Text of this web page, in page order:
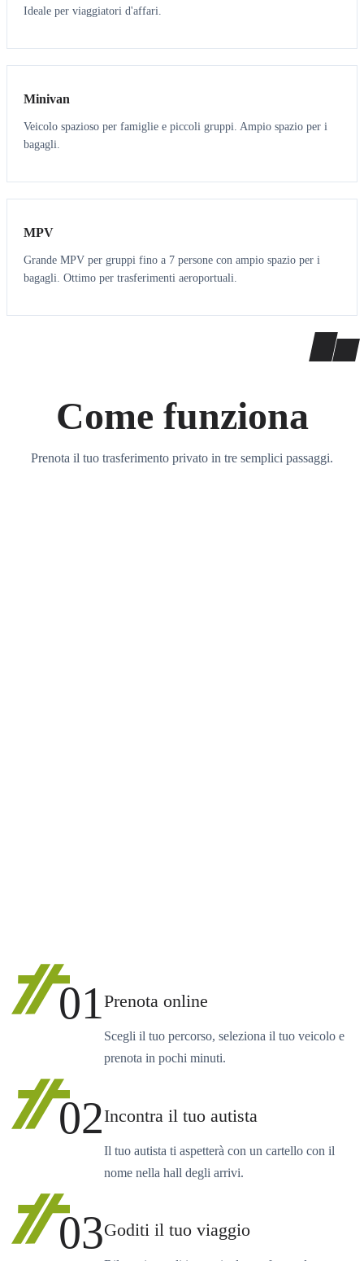
Ideale per viaggiatori d'affari.
6 5
Minivan
Veicolo spazioso per famiglie e piccoli gruppi. Ampio spazio per i
bagagli.
7 7
MPV
Grande MPV per gruppi fino a 7 persone con ampio spazio per i
bagagli. Ottimo per trasferimenti aeroportuali.
Come funziona
Prenota il tuo trasferimento privato in tre semplici passaggi.
01Prenota online
Scegli il tuo percorso, seleziona il tuo veicolo e
prenota in pochi minuti.
02Incontra il tuo autista
Il tuo autista ti aspetterà con un cartello con il
nome nella hall degli arrivi.
03Goditi il tuo viaggio